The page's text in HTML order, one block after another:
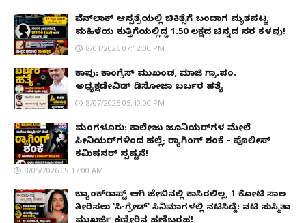
ವೆನ್‌ಲಾಕ್ ಆಸ್ಪತ್ರೆಯಲ್ಲಿ ಚಿಕಿತ್ಸೆಗೆ ಬಂದಾಗ ಮೃತಪಟ್ಟ
ಮಹಿಳೆಯ ಕುತ್ತಿಗೆಯಲ್ಲಿದ್ದ ₹1.50 ಲಕ್ಷದ ಚಿನ್ನದ ಸರ ಕಳವು!
8/01/2026 07:12:00 PM
ಕಾಪು: ಕಾಂಗ್ರೆಸ್ ಮುಖಂಡ, ಮಾಜಿ ಗ್ರಾ.ಪಂ.
ಅಧ್ಯಕ್ಷಡೇವಿಡ್ ಡಿಸೋಜಾ ಬರ್ಬರ ಹತ್ಯೆ
8/07/2026 05:40:00 PM
ಮಂಗಳೂರು: ಕಾಲೇಜು ಜೂನಿಯರ್‌ಗಳ ಮೇಲೆ
ಸೀನಿಯರ್‌ಗಳಿಂದ ಹಲ್ಲೆ; ರ‌್ಯಾಗಿಂಗ್ ಶಂಕೆ – ಪೊಲೀಸ್
ಕಮಿಷನರ್ ಸ್ಪಷ್ಟನೆ!
8/05/2026 09:17:00 AM
ಬ್ಯಾಂಕ್‌ರಾಪ್ಟ್‌ ಆಗಿ ಜೇಬಿನಲ್ಲಿ ಕಾಸಿರಲಿಲ್ಲ, ₹1 ಕೋಟಿ ಸಾಲ
ತೀರಿಸಲು 'ಸಿ-ಗ್ರೇಡ್' ಸಿನಿಮಾಗಳಲ್ಲಿ ನಟಿಸಿದ್ದೆ: ನಟಿ ಸುಸ್ಮಿತಾ